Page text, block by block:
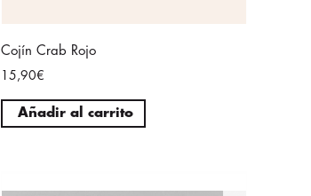
Cojín Crab Rojo
15,90€
Añadir al carrito